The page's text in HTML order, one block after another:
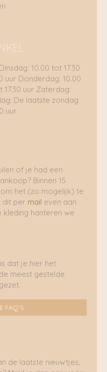
10.00 tot 17.30
uur Donderdag: 10.00
17.30 uur Zaterdag:
De laatste zondag
uur
of je had een
Binnen 15
het (zo mogelijk) te
dit per mail even aan
hanteren we
dat je hier het
meest gestelde
FAQ'S
de laatste nieuwtjes,